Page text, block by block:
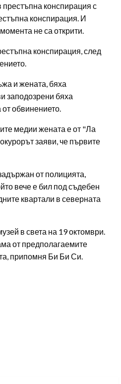
конспирация с
конспирация. И
не са открити.
конспирация, след
и жената, бяха
заподозрени бяха
обвинението.
медии жената е от "Ла
заяви, че първите
от полицията,
вече е бил под съдебен
квартали в северната
в света на 19 октомври.
от предполагаемите
припомня Би Би Си.